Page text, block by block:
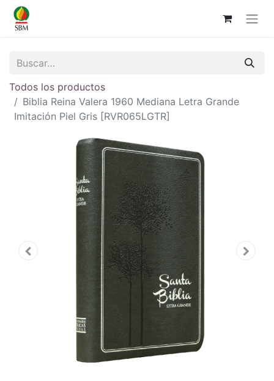
Todos los productos
Biblia Reina Valera 1960 Mediana Letra Grande
Imitación Piel Gris [RVR065LGTR]